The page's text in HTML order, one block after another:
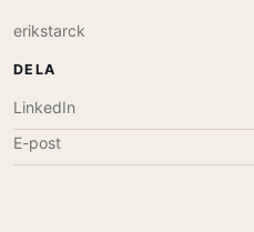
erikstarck
DELA
LinkedIn
E-post